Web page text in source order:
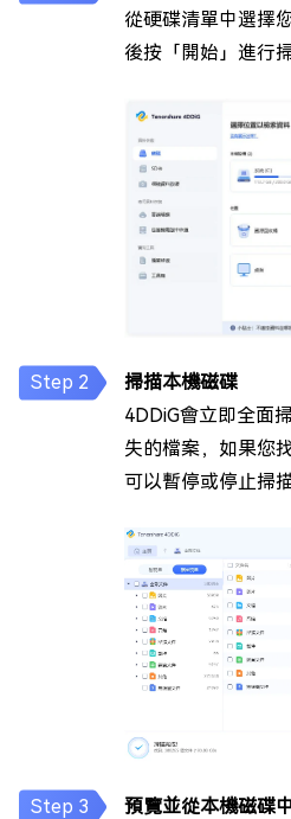
從硬碟清單中選擇
後按「開始」進行掃
掃描本機磁碟
4DDiG會立即全面
失的檔案，如果您
可以暫停或停止掃描
預覽並從本機磁碟